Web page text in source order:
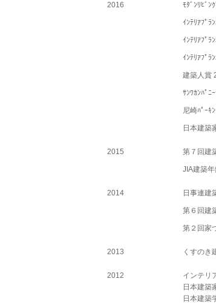
2016 ﾓﾀﾞﾝﾘﾋﾞ
ｲﾝﾃﾘｱﾌﾟ
ｲﾝﾃﾘｱﾌﾟ
ｲﾝﾃﾘｱﾌﾟ
建築人
ｻﾝﾜｶﾝﾊﾟ
尼崎ﾊﾟｰ
日本建
2015 第７回建
JIA建築
2014 日事連建
第６回建
第２回家
2013 くすのき
2012
インテリ
日本建築
日本建築